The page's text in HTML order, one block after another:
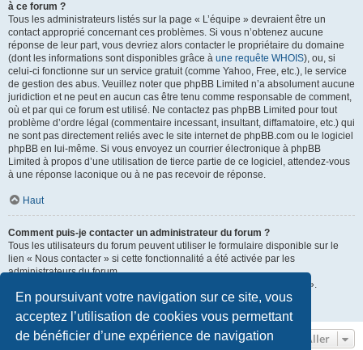
En poursuivant votre navigation sur ce site, vous
acceptez l’utilisation de cookies vous permettant
de bénéficier d’une expérience de navigation
à ce forum ?
Tous les administrateurs listés sur la page « L’équipe » devraient être un
contact approprié concernant ces problèmes. Si vous n’obtenez aucune
réponse de leur part, vous devriez alors contacter le propriétaire du domaine
(dont les informations sont disponibles grâce à une requête WHOIS), ou, si
celui-ci fonctionne sur un service gratuit (comme Yahoo, Free, etc.), le service
de gestion des abus. Veuillez noter que phpBB Limited n’a absolument aucune
juridiction et ne peut en aucun cas être tenu comme responsable de comment,
où et par qui ce forum est utilisé. Ne contactez pas phpBB Limited pour tout
problème d’ordre légal (commentaire incessant, insultant, diffamatoire, etc.) qui
ne sont pas directement reliés avec le site internet de phpBB.com ou le logiciel
phpBB en lui-même. Si vous envoyez un courrier électronique à phpBB
Limited à propos d’une utilisation de tierce partie de ce logiciel, attendez-vous
à une réponse laconique ou à ne pas recevoir de réponse.
Haut
Comment puis-je contacter un administrateur du forum ?
Tous les utilisateurs du forum peuvent utiliser le formulaire disponible sur le
lien « Nous contacter » si cette fonctionnalité a été activée par les
administrateurs du forum.
Les membres du forum peuvent également utiliser le lien « L’équipe ».
Aller